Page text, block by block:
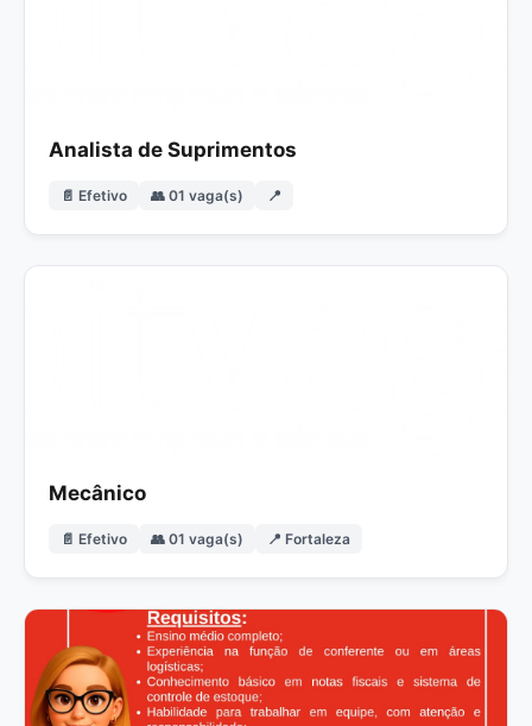
Analista de Suprimentos
📄 Efetivo 👥 01 vaga(s) 📍
Mecânico
📄 Efetivo 👥 01 vaga(s) 📍 Fortaleza